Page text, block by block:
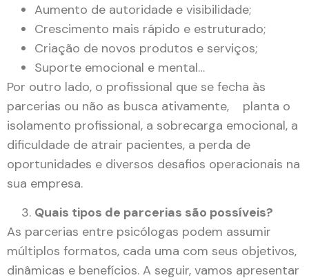
Aumento de autoridade e visibilidade;
Crescimento mais rápido e estruturado;
Criação de novos produtos e serviços;
Suporte emocional e mental…
Por outro lado, o profissional que se fecha às
parcerias ou não as busca ativamente, planta o
isolamento profissional, a sobrecarga emocional, a
dificuldade de atrair pacientes, a perda de
oportunidades e diversos desafios operacionais na
sua empresa.
Quais tipos de parcerias são possíveis?
As parcerias entre psicólogas podem assumir
múltiplos formatos, cada uma com seus objetivos,
dinâmicas e benefícios. A seguir, vamos apresentar